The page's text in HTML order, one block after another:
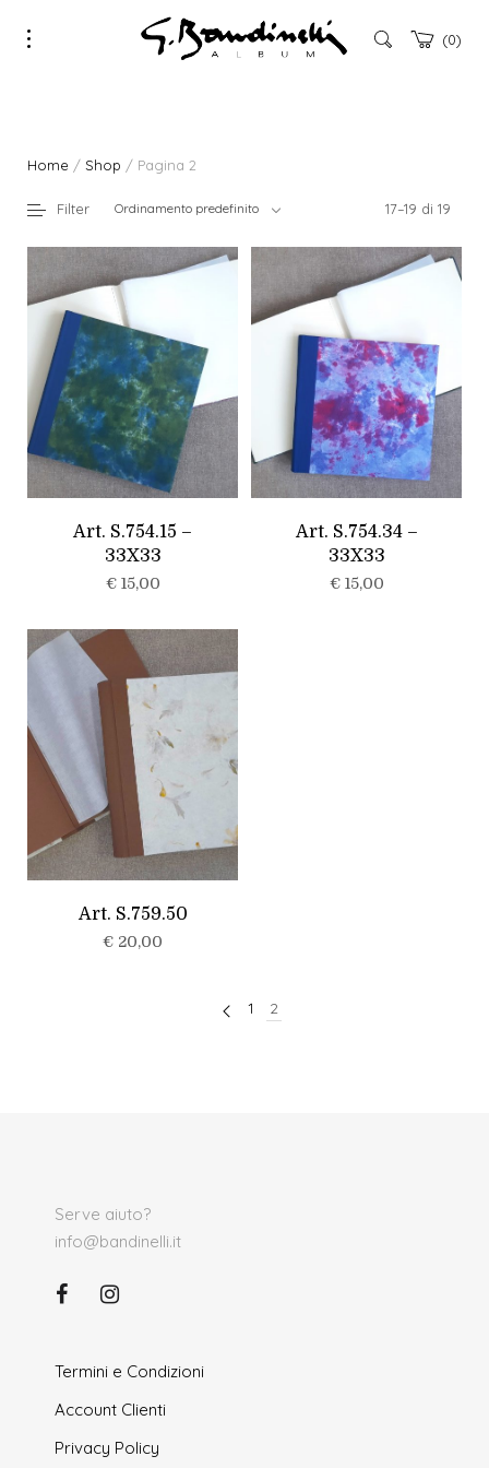
0
Home / Shop / Pagina 2
17–19 di 19
Ordinamento predefinito
Filter
Art. S.754.15 –
33X33
€15,00
Art. S.754.34 –
33X33
€15,00
Art. S.759.50
€ 20,00
1 2
Serve aiuto?
info@bandinelli.it
Termini e Condizioni
Account Clienti
Privacy Policy